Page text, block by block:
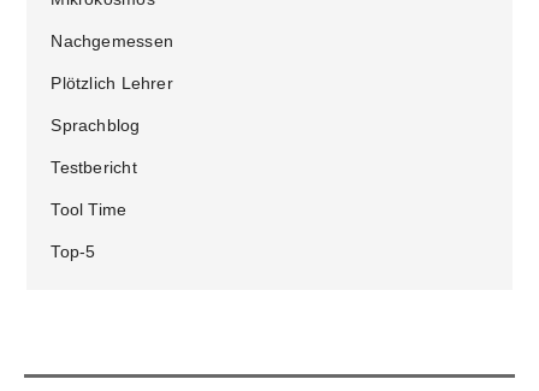
Nachgemessen
Plötzlich Lehrer
Sprachblog
Testbericht
Tool Time
Top-5